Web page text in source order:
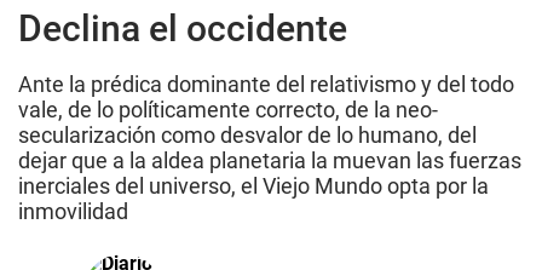
Declina el occidente
Ante la prédica dominante del relativismo y del todo
vale, de lo políticamente correcto, de la neo-
secularización como desvalor de lo humano, del
dejar que a la aldea planetaria la muevan las fuerzas
inerciales del universo, el Viejo Mundo opta por la
inmovilidad